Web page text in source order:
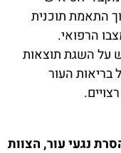
התאמת תוכנית
הרפואי.
על השגת תוצאות
בריאות העור
נגעי עור, הצוות